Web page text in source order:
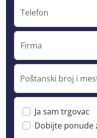
Telefon
Firma
Poštanski broj i
Ja sam trgovac
Dobijte ponude